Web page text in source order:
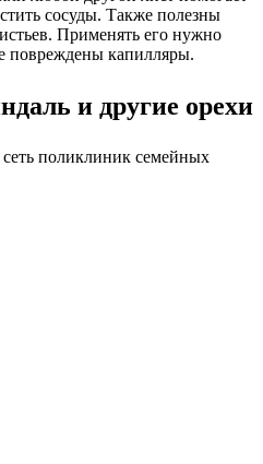
сосуды. Также полезны
Применять его нужно
повреждены капилляры.
и другие орехи